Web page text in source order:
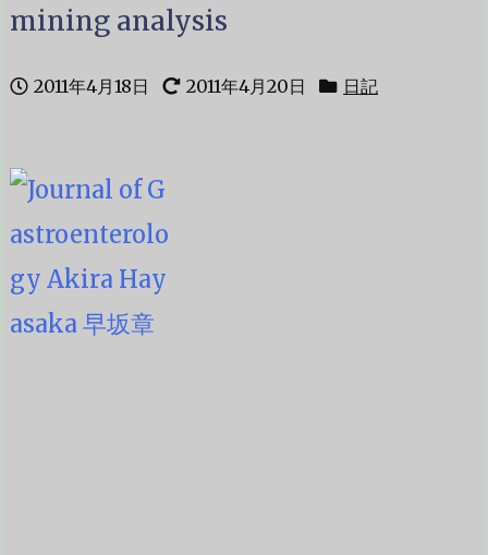
mining analysis
2011年4月18日 2011年4月20日 日記